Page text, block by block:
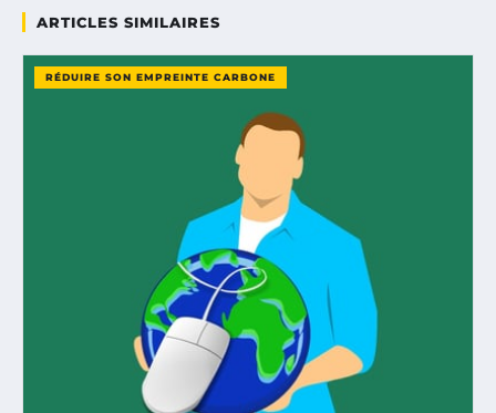
ARTICLES SIMILAIRES
RÉDUIRE SON EMPREINTE CARBONE